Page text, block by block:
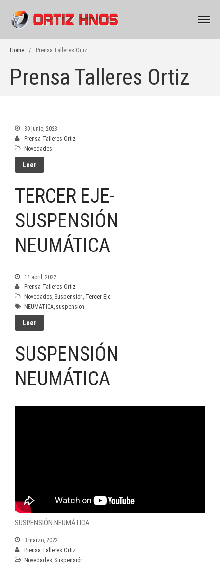
INICIO
Talleres Ortiz Hnos.
Home / Prensa Talleres Ortiz
Prensa Talleres Ortiz
30 junio, 2023
Prensa Talleres Ortiz
Novedades
Leer
TERCER EJE-
SUSPENSIÓN
NEUMÁTICA
14 abril, 2022
Prensa Talleres Ortiz
Novedades Suspensión Tercer Eje
NEUMATICA suspension
Leer
SUSPENSIÓN
NEUMÁTICA
SUSPENSIÓN NEUMÁTICA
3 marzo, 2022
Prensa Talleres Ortiz
Novedades Suspensión